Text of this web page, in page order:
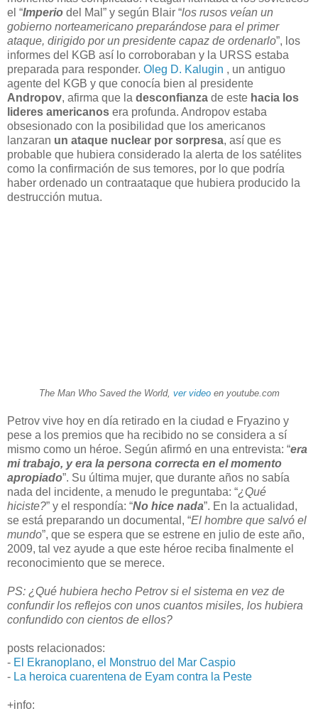
el “Imperio del Mal” y según Blair “los rusos veían un
gobierno norteamericano preparándose para el primer
ataque, dirigido por un presidente capaz de ordenarlo”, los
informes del KGB así lo corroboraban y la URSS estaba
preparada para responder. Oleg D. Kalugin , un antiguo
agente del KGB y que conocía bien al presidente
Andropov, afirma que la desconfianza de este hacia los
lideres americanos era profunda. Andropov estaba
obsesionado con la posibilidad que los americanos
lanzaran un ataque nuclear por sorpresa, así que es
probable que hubiera considerado la alerta de los satélites
como la confirmación de sus temores, por lo que podría
haber ordenado un contraataque que hubiera producido la
destrucción mutua.
The Man Who Saved the World, ver video en youtube.com
Petrov vive hoy en día retirado en la ciudad e Fryazino y
pese a los premios que ha recibido no se considera a sí
mismo como un héroe. Según afirmó en una entrevista: “era
mi trabajo, y era la persona correcta en el momento
apropiado”. Su última mujer, que durante años no sabía
nada del incidente, a menudo le preguntaba: “¿Qué
hiciste?” y el respondía: “No hice nada”. En la actualidad,
se está preparando un documental, “El hombre que salvó el
mundo”, que se espera que se estrene en julio de este año,
2009, tal vez ayude a que este héroe reciba finalmente el
reconocimiento que se merece.
PS: ¿Qué hubiera hecho Petrov si el sistema en vez de
confundir los reflejos con unos cuantos misiles, los hubiera
confundido con cientos de ellos?
posts relacionados:
- El Ekranoplano, el Monstruo del Mar Caspio
- La heroica cuarentena de Eyam contra la Peste
+info: